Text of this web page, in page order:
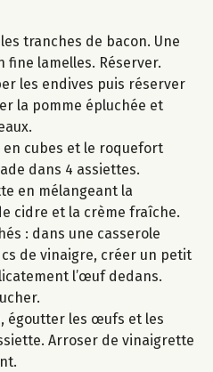
tranches de bacon. Une
fine lamelles. Réserver.
les endives puis réserver
la pomme épluchée et
cubes et le roquefort
dans 4 assiettes.
en mélangeant la
cidre et la crème fraîche.
: dans une casserole
cs de vinaigre, créer un petit
l’œuf dedans.
égoutter les œufs et les
Arroser de vinaigrette